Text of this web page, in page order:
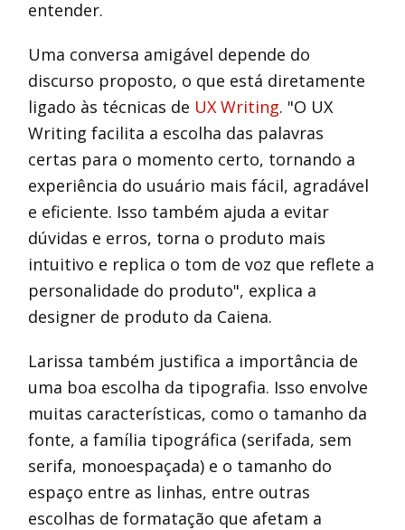
entender.
Uma conversa amigável depende do
discurso proposto, o que está diretamente
ligado às técnicas de UX Writing. "O UX
Writing facilita a escolha das palavras
certas para o momento certo, tornando a
experiência do usuário mais fácil, agradável
e eficiente. Isso também ajuda a evitar
dúvidas e erros, torna o produto mais
intuitivo e replica o tom de voz que reflete a
personalidade do produto", explica a
designer de produto da Caiena.
Larissa também justifica a importância de
uma boa escolha da tipografia. Isso envolve
muitas características, como o tamanho da
fonte, a família tipográfica (serifada, sem
serifa, monoespaçada) e o tamanho do
espaço entre as linhas, entre outras
escolhas de formatação que afetam a